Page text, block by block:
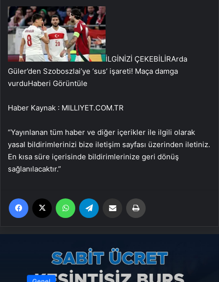
İLGİNİZİ ÇEKEBİLİRArda
Güler’den Szoboszlai’ye ‘sus’ işareti! Maça damga
vurduHaberi Görüntüle
Haber Kaynak : MILLIYET.COM.TR
“Yayınlanan tüm haber ve diğer içerikler ile ilgili olarak
yasal bildirimlerinizi bize iletişim sayfası üzerinden iletiniz.
En kısa süre içerisinde bildirimlerinize geri dönüş
sağlanılacaktır.”
Facebook WhatsApp Email'den paylaş